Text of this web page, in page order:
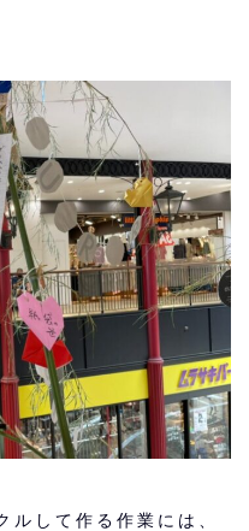
ルして作る作業には、